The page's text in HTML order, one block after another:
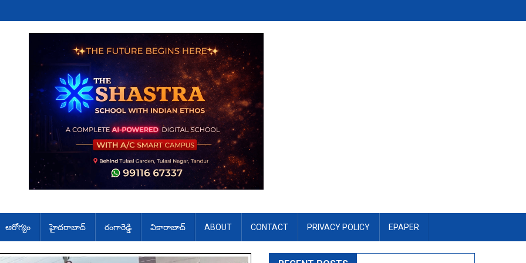
ఆరోగ్యం హైదరాబాద్ రంగారెడ్డి వికారాబాద్ ABOUT CONTACT PRIVACY POLICY EPAPER